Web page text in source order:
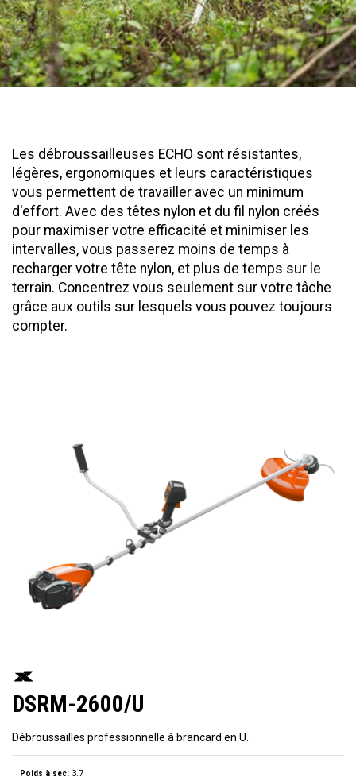
Les débroussailleuses ECHO sont résistantes,
légères, ergonomiques et leurs caractéristiques
vous permettent de travailler avec un minimum
d'effort. Avec des têtes nylon et du fil nylon créés
pour maximiser votre efficacité et minimiser les
intervalles, vous passerez moins de temps à
recharger votre tête nylon, et plus de temps sur le
terrain. Concentrez vous seulement sur votre tâche
grâce aux outils sur lesquels vous pouvez toujours
compter.
DSRM-2600/U
Débroussailles professionnelle à brancard en U.
Poids à sec: 3.7